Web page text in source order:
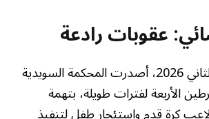
عقوبات رادعة
في 9 يناير/كانون الثاني 2026، أصدرت المحكمة السويدية
الأربعة لفترات طويلة، بتهمة